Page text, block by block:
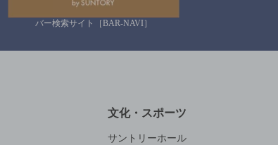
バー検索サイト［BAR-NAVI］
文化・スポーツ
サントリーホール